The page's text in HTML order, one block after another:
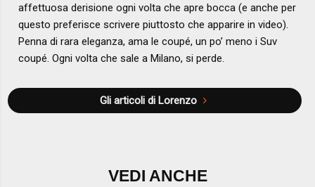
affettuosa derisione ogni volta che apre bocca (e anche per
questo preferisce scrivere piuttosto che apparire in video).
Penna di rara eleganza, ama le coupé, un po’ meno i Suv
coupé. Ogni volta che sale a Milano, si perde.
Gli articoli di Lorenzo
VEDI ANCHE